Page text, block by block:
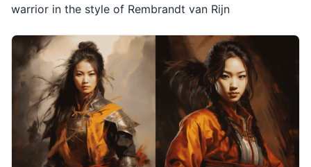
warrior in the style of Rembrandt van Rijn